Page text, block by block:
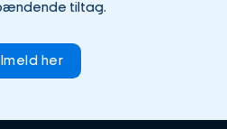
tiltag.
her